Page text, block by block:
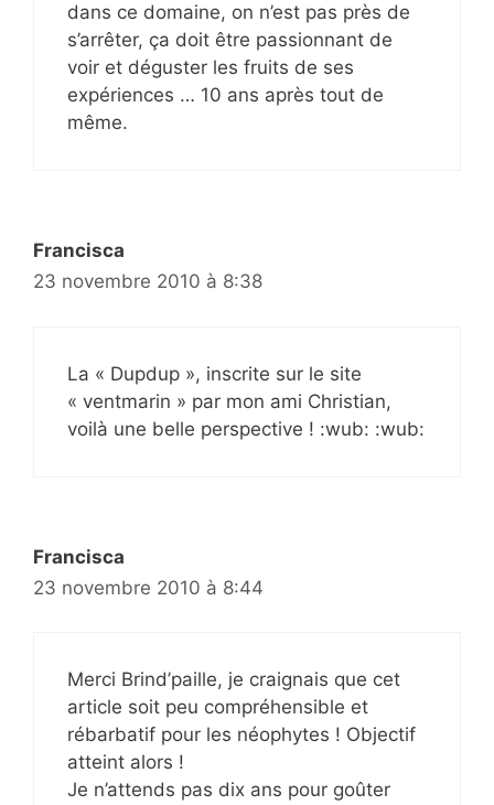
dans ce domaine, on n’est pas près de
s’arrêter, ça doit être passionnant de
voir et déguster les fruits de ses
expériences … 10 ans après tout de
même.
Francisca
23 novembre 2010 à 8:38
La « Dupdup », inscrite sur le site
« ventmarin » par mon ami Christian,
voilà une belle perspective ! :wub: :wub:
Francisca
23 novembre 2010 à 8:44
Merci Brind’paille, je craignais que cet
article soit peu compréhensible et
rébarbatif pour les néophytes ! Objectif
atteint alors !
Je n’attends pas dix ans pour goûter